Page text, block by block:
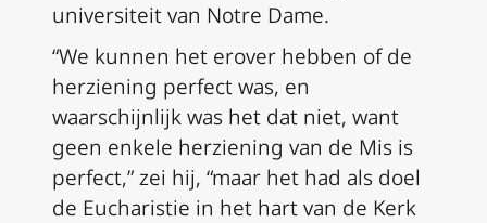
universiteit van Notre Dame.
“We kunnen het erover hebben of de
herziening perfect was, en
waarschijnlijk was het dat niet, want
geen enkele herziening van de Mis is
perfect,” zei hij, “maar het had als doel
de Eucharistie in het hart van de Kerk